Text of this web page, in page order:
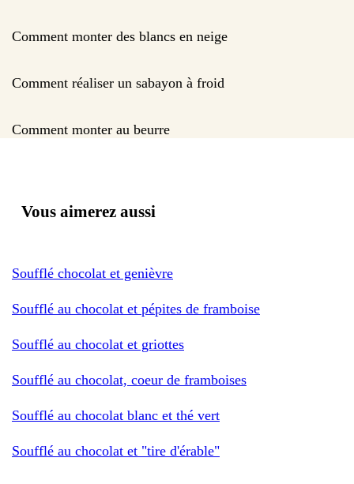
Comment monter des blancs en neige
Comment réaliser un sabayon à froid
Comment monter au beurre
Vous aimerez aussi
Soufflé chocolat et genièvre
Soufflé au chocolat et pépites de framboise
Soufflé au chocolat et griottes
Soufflé au chocolat, coeur de framboises
Soufflé au chocolat blanc et thé vert
Soufflé au chocolat et "tire d'érable"